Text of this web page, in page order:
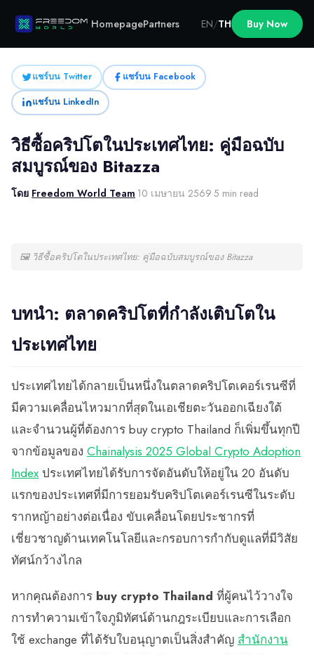
HomepagePartners EN/TH Buy Now
แชร์บน Twitter
แชร์บน Facebook
แชร์บน LinkedIn
วิธีซื้อคริปโตในประเทศไทย: คู่มือฉบับ
สมบูรณ์ของ Bitazza
โดย Freedom World Team·10 เมษายน 2569·5 min read
🖼 วิธีซื้อคริปโตในประเทศไทย: คู่มือฉบับสมบูรณ์ของ Bitazza
บทนำ: ตลาดคริปโตที่กำลังเติบโตใน
ประเทศไทย
ประเทศไทยได้กลายเป็นหนึ่งในตลาดคริปโตเคอร์เรนซีที่
มีความเคลื่อนไหวมากที่สุดในเอเชียตะวันออกเฉียงใต้
และจำนวนผู้ที่ต้องการ buy crypto Thailand ก็เพิ่มขึ้นทุกปี
จากข้อมูลของ Chainalysis 2025 Global Crypto Adoption
Index ประเทศไทยได้รับการจัดอันดับให้อยู่ใน 20 อันดับ
แรกของประเทศที่มีการยอมรับคริปโตเคอร์เรนซีในระดับ
รากหญ้าอย่างต่อเนื่อง ขับเคลื่อนโดยประชากรที่
เชี่ยวชาญด้านเทคโนโลยีและกรอบการกำกับดูแลที่มีวิสัย
ทัศน์กว้างไกล
หากคุณต้องการ buy crypto Thailand ที่ผู้คนไว้วางใจ
การทำความเข้าใจภูมิทัศน์ด้านกฎระเบียบและการเลือก
ใช้ exchange ที่ได้รับใบอนุญาตเป็นสิ่งสำคัญ สำนักงาน